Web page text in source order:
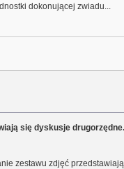
dokonującej zwiadu...
się dyskusje
zestawu zdjęć